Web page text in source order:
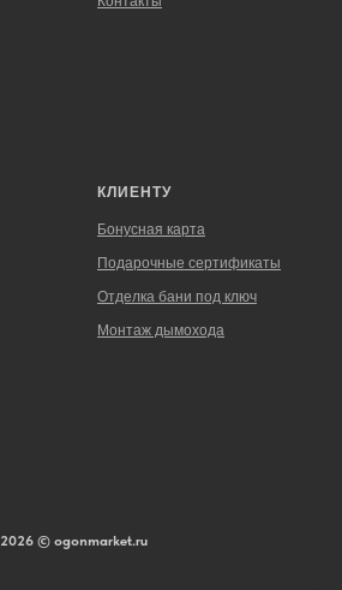
КЛИЕНТУ
Бонусная карта
Подарочные сертификаты
Отделка бани под ключ
Монтаж дымохода
2026 © ogonmarket.ru